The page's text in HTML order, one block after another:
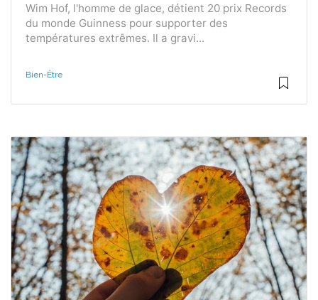
Wim Hof, l'homme de glace, détient 20 prix Records
du monde Guinness pour supporter des
températures extrêmes. Il a gravi...
Bien-Être